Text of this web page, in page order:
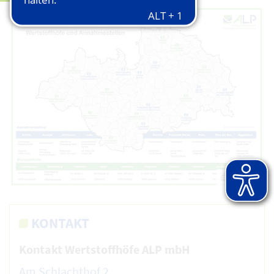
© ALP AöR
KONTAKT